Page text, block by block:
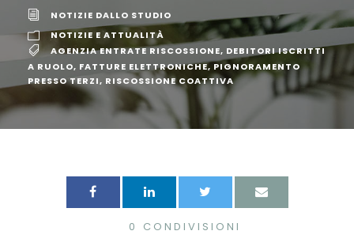
NOTIZIE DALLO STUDIO
NOTIZIE E ATTUALITÀ
AGENZIA ENTRATE RISCOSSIONE, DEBITORI ISCRITTI
A RUOLO, FATTURE ELETTRONICHE, PIGNORAMENTO
PRESSO TERZI, RISCOSSIONE COATTIVA
0 CONDIVISIONI